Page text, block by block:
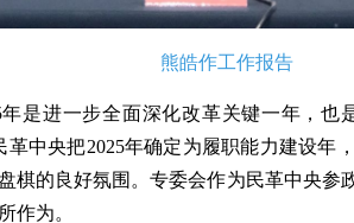
熊皓作工作报告
是进一步全面深化改革关键一年，也
革中央把2025年确定为履职能力建设年
棋的良好氛围。专委会作为民革中央参
作为。